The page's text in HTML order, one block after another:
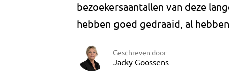
bezoekersaantallen van deze
hebben goed gedraaid, al
Geschreven door
Jacky Goossens